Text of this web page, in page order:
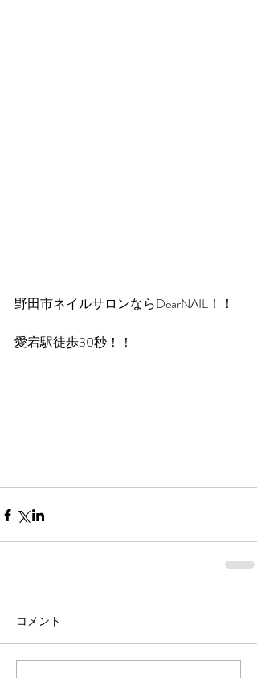
野田市ネイルサロンならDearNAIL！！
愛宕駅徒歩30秒！！
コメント